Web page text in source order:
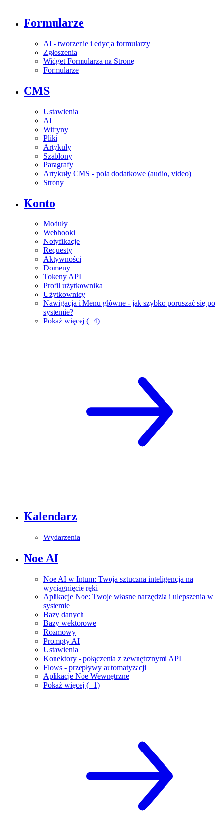
Formularze
AI - tworzenie i edycja formularzy
Zgłoszenia
Widget Formularza na Stronę
Formularze
CMS
Ustawienia
AI
Witryny
Pliki
Artykuły
Szablony
Paragrafy
Artykuły CMS - pola dodatkowe (audio, video)
Strony
Konto
Moduły
Webhooki
Notyfikacje
Requesty
Aktywności
Domeny
Tokeny API
Profil użytkownika
Użytkownicy
Nawigacja i Menu główne - jak szybko poruszać się po
systemie?
Pokaż więcej (+4)
Kalendarz
Wydarzenia
Noe AI
Noe AI w Intum: Twoja sztuczna inteligencja na
wyciągnięcie ręki
Aplikacje Noe: Twoje własne narzędzia i ulepszenia w
systemie
Bazy danych
Bazy wektorowe
Rozmowy
Prompty AI
Ustawienia
Konektory - połączenia z zewnętrznymi API
Flows - przepływy automatyzacji
Aplikacje Noe Wewnętrzne
Pokaż więcej (+1)